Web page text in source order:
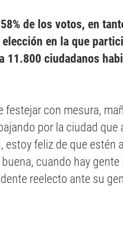
de los votos, en
en la que
11.800 ciudadanos
festejar con mesura,
por la ciudad que
estoy feliz de que estén
cuando hay
reelecto ante su